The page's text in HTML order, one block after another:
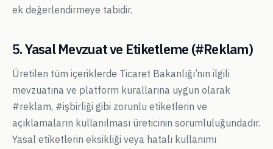
ek değerlendirmeye tabidir.
5. Yasal Mevzuat ve Etiketleme (#Reklam)
Üretilen tüm içeriklerde Ticaret Bakanlığı’nın ilgili
mevzuatına ve platform kurallarına uygun olarak
#reklam, #işbirliği gibi zorunlu etiketlerin ve
açıklamaların kullanılması üreticinin sorumluluğundadır.
Yasal etiketlerin eksikliği veya hatalı kullanımı